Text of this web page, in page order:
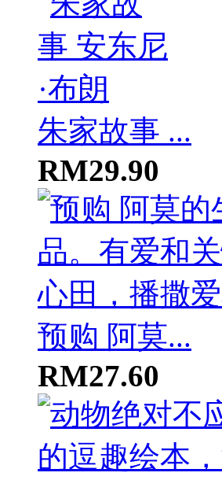
朱家故事 ...
RM29.90
预购 阿莫...
RM27.60